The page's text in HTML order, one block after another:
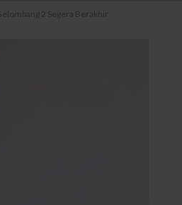
2 Segera Berakhir